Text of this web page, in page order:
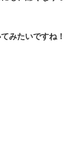
みたいですね！